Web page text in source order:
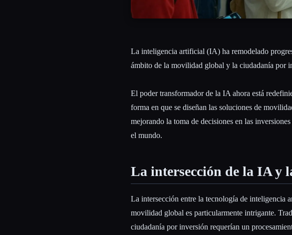
La inteligencia artificial (IA) ha remodelado
ámbito de la movilidad global y la ciudadanía por
El poder transformador de la IA ahora está
forma en que se diseñan las soluciones de
mejorando la toma de decisiones en las
el mundo.
La intersección de la IA y
La intersección entre la tecnología de inteligencia
movilidad global es particularmente intrigante.
ciudadanía por inversión requerían un